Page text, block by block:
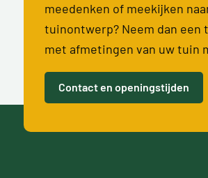
meedenken of meekijken
tuinontwerp? Neem dan een
met afmetingen van uw tuin
Contact en openingstijden